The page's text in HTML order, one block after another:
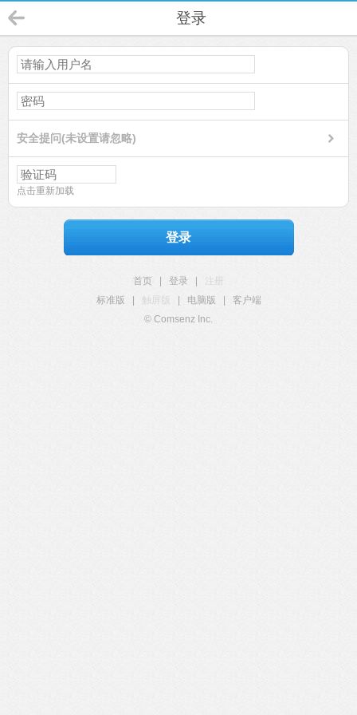
登录
安全提问(未设置请忽略)
点击重新加载
登录
首页 登录
注册
标准版
触屏版 电脑版
客户端
© Comsenz Inc.